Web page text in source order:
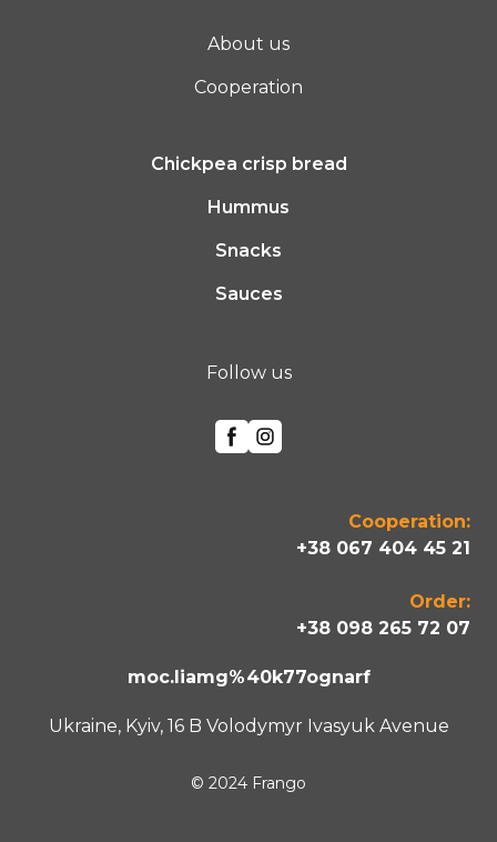
About us
Cooperation
Chickpea crisp bread
Hummus
Snacks
Sauces
Follow us
Cooperation:
+38 067 404 45 21
Order:
+38 098 265 72 07
moc.liamg%40k77ognarf
Ukraine, Kyiv, 16 B Volodymyr Ivasyuk Avenue
© 2024 Frango